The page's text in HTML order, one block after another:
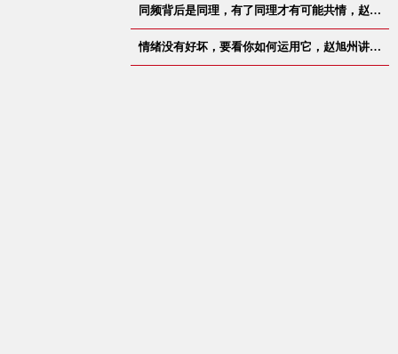
同频背后是同理，有了同理才有可能共情，赵…
情绪没有好坏，要看你如何运用它，赵旭州讲…